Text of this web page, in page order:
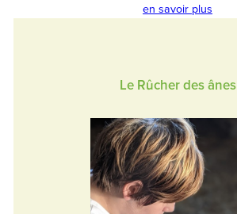
en savoir plus
Le Rûcher des ânes